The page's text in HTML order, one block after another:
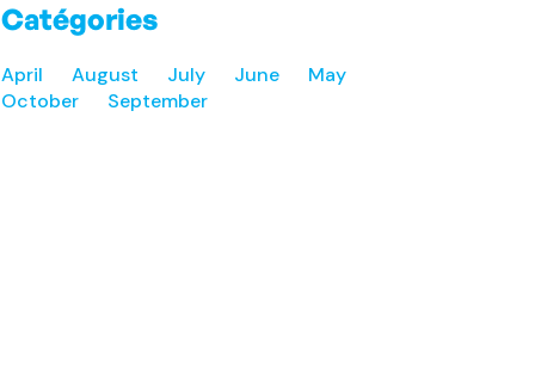
Catégories
April August July June
May
October
September